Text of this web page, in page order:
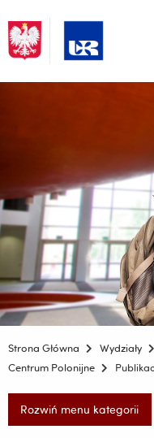
Strona Główna Wydziały
Centrum Polonijne
Rozwiń menu kategorii